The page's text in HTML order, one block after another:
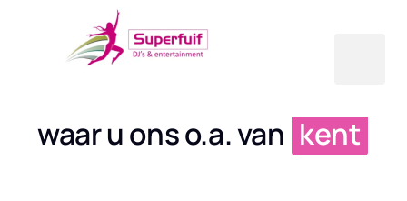
waar u ons o.a. van kent